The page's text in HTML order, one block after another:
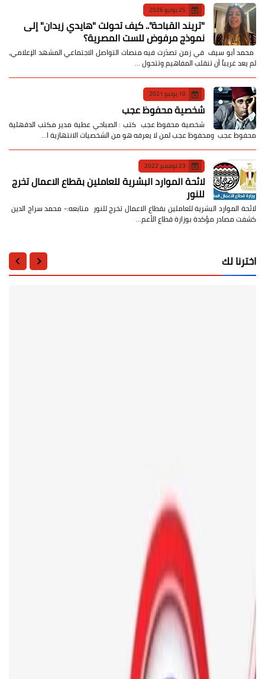
25 يوليو 2026
​"تريند القباحة".. كيف تحولت "هايدي زيدان" إلى
نموذج مرفوض للست المصرية؟
​ محمد أبو سيف ​في زمن تصدّرت فيه منصات التواصل الاجتماعي المشهد الإعلامي،
لم يعد غريباً أن تنقلب المفاهيم وتتحول …
10 يونيو 2021
شخصية محفوظ عجب
شخصية محفوظ عجب كتب : الصباحي عطية مدير مكتب الدقهلية
محفوظ عجب ومحفوظ عجب لمن لا يعرفه هو من الشخصيات الانتهازية ا…
23 نوفمبر 2022
لائحة الموارد البشرية للعاملين بقطاع الاعمال تخرج
للنور
لائحة الموارد البشرية للعاملين بقطاع الاعمال تخرج للنور متابعه:- محمد سراج الدين
كشفت مصادر مؤكدة بوزارة قطاع الأعم…
اخترنا لك